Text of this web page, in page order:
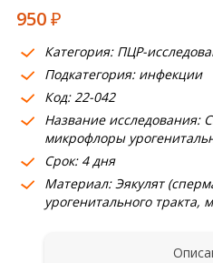
Получить результат
Пациентам
О компании
Где сдать
Партнерам
950₽
Категория: ПЦР-
Подкатегория: инфекции
Код: 22-042
Название исследования:
микрофлоры
Срок: 4 дня
Материал: Эякулят
урогенитального тракта,